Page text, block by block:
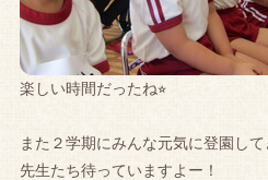
楽しい時間だったね⭐︎
また２学期にみんな元気に登園して
先生たち待っていますよー！